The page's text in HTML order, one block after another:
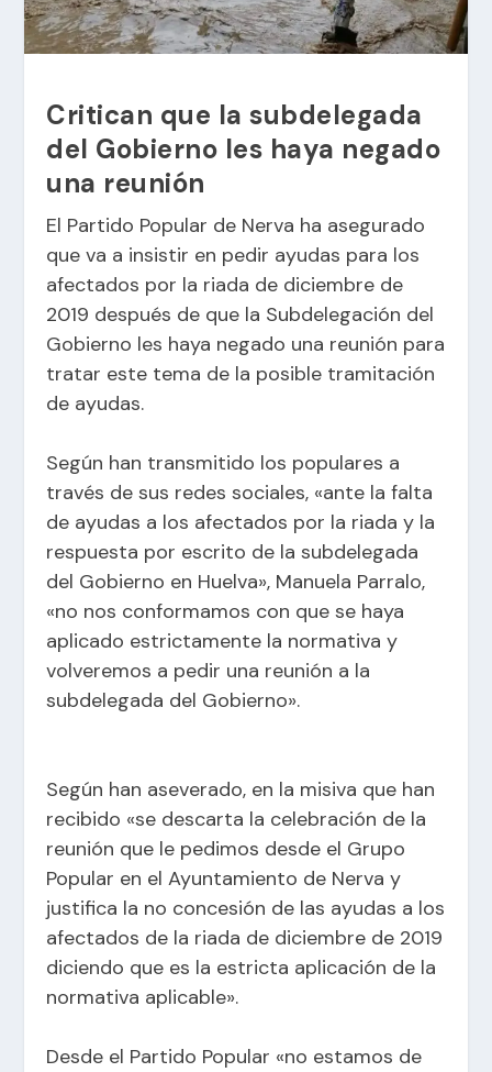
Critican que la subdelegada
del Gobierno les haya negado
una reunión
El Partido Popular de Nerva ha asegurado
que va a insistir en pedir ayudas para los
afectados por la riada de diciembre de
2019 después de que la Subdelegación del
Gobierno les haya negado una reunión para
tratar este tema de la posible tramitación
de ayudas.
Según han transmitido los populares a
través de sus redes sociales, «ante la falta
de ayudas a los afectados por la riada y la
respuesta por escrito de la subdelegada
del Gobierno en Huelva», Manuela Parralo,
«no nos conformamos con que se haya
aplicado estrictamente la normativa y
volveremos a pedir una reunión a la
subdelegada del Gobierno».
Según han aseverado, en la misiva que han
recibido «se descarta la celebración de la
reunión que le pedimos desde el Grupo
Popular en el Ayuntamiento de Nerva y
justifica la no concesión de las ayudas a los
afectados de la riada de diciembre de 2019
diciendo que es la estricta aplicación de la
normativa aplicable».
Desde el Partido Popular «no estamos de